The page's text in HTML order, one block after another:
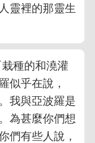
靈裡的那靈生
種的和澆灌
似乎在說，
我與亞波羅是
為甚麼你們想
們有些人說，